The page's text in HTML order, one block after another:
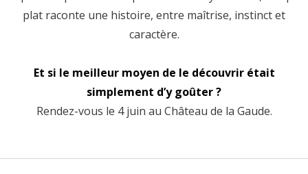
plat raconte une histoire, entre maîtrise, instinct et
caractère.
Et si le meilleur moyen de le découvrir était
simplement d’y goûter ?
Rendez-vous le 4 juin au Château de la Gaude.